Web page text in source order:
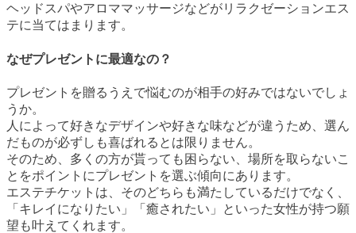
ヘッドスパやアロママッサージなどがリラクゼーションエス
テに当てはまります。
なぜプレゼントに最適なの？
プレゼントを贈るうえで悩むのが相手の好みではないでしょ
うか。
人によって好きなデザインや好きな味などが違うため、選ん
だものが必ずしも喜ばれるとは限りません。
そのため、多くの方が貰っても困らない、場所を取らないこ
とをポイントにプレゼントを選ぶ傾向にあります。
エステチケットは、そのどちらも満たしているだけでなく、
「キレイになりたい」「癒されたい」といった女性が持つ願
望も叶えてくれます。